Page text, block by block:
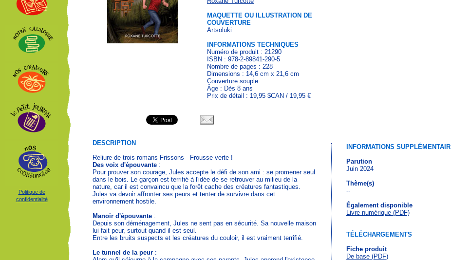
Politique de
confidentialité
MAQUETTE OU ILLUSTRATION DE
COUVERTURE
Artsoluki
INFORMATIONS TECHNIQUES
Numéro de produit : 21290
ISBN : 978-2-89841-290-5
Nombre de pages : 228
Dimensions : 14,6 cm x 21,6 cm
Couverture souple
Âge : Dès 8 ans
Prix de détail : 19,95 $CAN / 19,95 €
DESCRIPTION
Reliure de trois romans Frissons - Frousse verte !
Des voix d'épouvante :
Pour prouver son courage, Jules accepte le défi de son ami : se promener seul
dans le bois. Le garçon est terrifié à l'idée de se retrouver au milieu de la
nature, car il est convaincu que la forêt cache des créatures fantastiques.
Jules va devoir affronter ses peurs et tenter de survivre dans cet
environnement hostile.
Manoir d'épouvante :
Depuis son déménagement, Jules ne sent pas en sécurité. Sa nouvelle maison
lui fait peur, surtout quand il est seul.
Entre les bruits suspects et les créatures du couloir, il est vraiment terrifié.
Le tunnel de la peur :
INFORMATIONS
Parution
Juin 2024
Thème(s)
--
Également disponible
Livre numérique (PDF)
TÉLÉCHARGEMENTS
Fiche produit
De base (PDF)